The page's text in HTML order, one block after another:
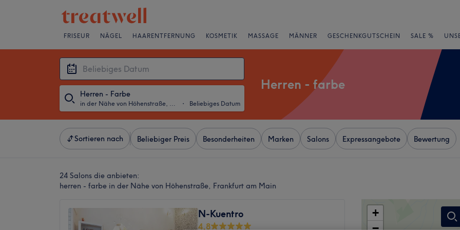
FRISEUR NÄGEL HAARENTFERNUNG KOSMETIK MASSAGE MÄNNER GESCHENKGUTSCHEIN SALE %
Herren - Farbe
in der Nähe von Höhenstraße, Frankfurt am Main ・ Beliebiges Datum
Herren - farbe
Sortieren nach Beliebiger Preis Besonderheiten Marken Salons Expressangebote Bewertung
24 Salons die anbieten:
herren - farbe in der Nähe von Höhenstraße, Frankfurt am Main
N-Kuentro
4,8
+